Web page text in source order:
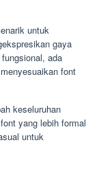
untuk
gaya
ada
font
keseluruhan
yang lebih formal
untuk